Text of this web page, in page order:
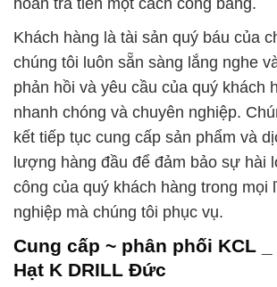
hoàn trả tiền một cách công bằng.
Khách hàng là tài sản quý báu của
chúng tôi luôn sẵn sàng lắng nghe
phản hồi và yêu cầu của quý khách
nhanh chóng và chuyên nghiệp.
kết tiếp tục cung cấp sản phẩm và
lượng hàng đầu để đảm bảo sự hài
công của quý khách hàng trong mọi
nghiệp mà chúng tôi phục vụ.
Cung cấp ~ phân phối KCL _
Hạt K DRILL Đức